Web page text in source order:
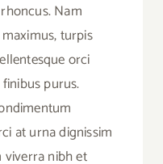
Nam
turpis
orci
purus.
at urna dignissim
viverra nibh et